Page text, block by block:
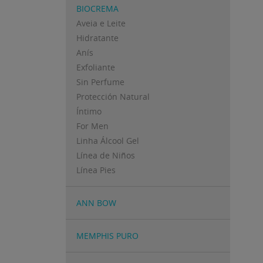
BIOCREMA
Aveia e Leite
Hidratante
Anís
Exfoliante
Sin Perfume
Protección Natural
Íntimo
For Men
Linha Álcool Gel
Línea de Niños
Línea Pies
ANN BOW
MEMPHIS PURO